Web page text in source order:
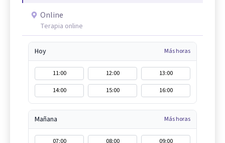
Online
Terapia online
Hoy Más horas
11:00 12:00
13:00
14:00
15:00 16:00
Mañana Más horas